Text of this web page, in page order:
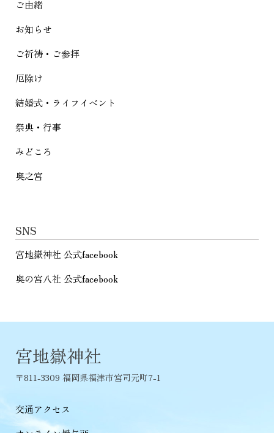
シ
ョ
ン
ご由緒
お知らせ
ご祈祷・ご参拝
厄除け
結婚式・ライフイベント
祭典・行事
みどころ
奥之宮
SNS
宮地嶽神社 公式facebook
奥の宮八社 公式facebook
宮地嶽神社
〒811-3309 福岡県福津市宮司元町7-1
交通アクセス